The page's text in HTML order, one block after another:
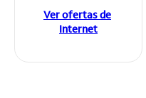
Ver ofertas de
Internet